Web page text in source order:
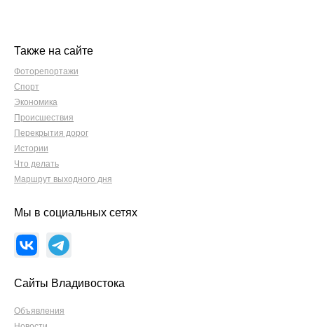
Также на сайте
Фоторепортажи
Спорт
Экономика
Происшествия
Перекрытия дорог
Истории
Что делать
Маршрут выходного дня
Мы в социальных сетях
Сайты Владивостока
Объявления